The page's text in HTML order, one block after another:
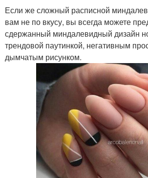
Если же сложный расписной
вам не по вкусу, вы всегда можете
сдержанный миндалевидный дизайн
трендовой паутинкой, негативным
дымчатым рисунком.